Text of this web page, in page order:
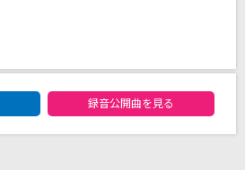
ーカルエントリーランキング
録音公開曲を見る